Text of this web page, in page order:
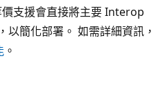
支援會直接將主要 Interop
以簡化部署。 如需詳細資訊，
。